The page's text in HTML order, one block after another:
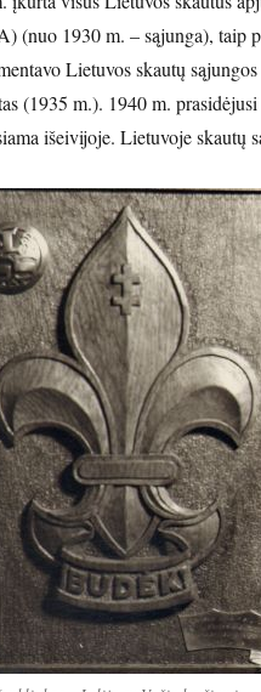
(nuo 1930 m. – sąjunga), taip
Lietuvos skautų
(1935 m.). 1940 m.
išeivijoje. Lietuvoje skautų